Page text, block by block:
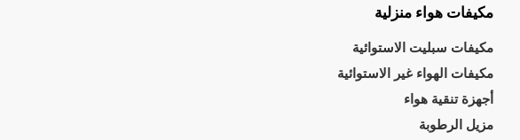
مكيفات هواء منزلية
مكيفات سبليت الاستوائية
مكيفات الهواء غير الاستوائية
أجهزة تنقية هواء
مزيل الرطوبة